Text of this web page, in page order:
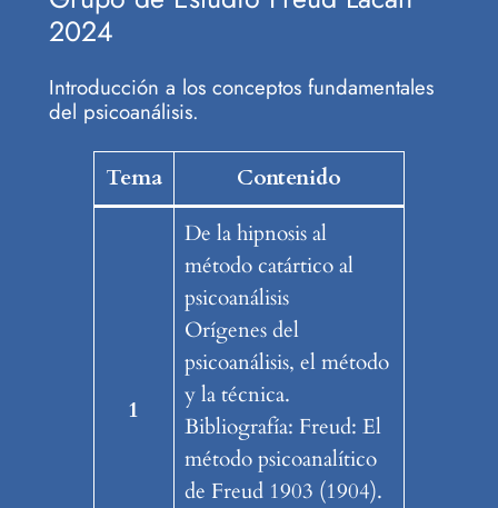
2024
Introducción a los conceptos fundamentales
del psicoanálisis.
Tema Contenido
1
De la hipnosis al
método catártico al
psicoanálisis
Orígenes del
psicoanálisis, el método
y la técnica.
Bibliografía: Freud: El
método psicoanalítico
de Freud 1903 (1904).